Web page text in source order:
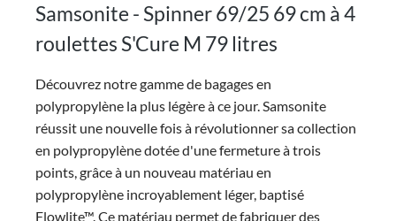
Samsonite - Spinner 69/25 69 cm à 4
roulettes S'Cure M 79 litres
Découvrez notre gamme de bagages en
polypropylène la plus légère à ce jour. Samsonite
réussit une nouvelle fois à révolutionner sa collection
en polypropylène dotée d'une fermeture à trois
points, grâce à un nouveau matériau en
polypropylène incroyablement léger, baptisé
Flowlite™. Ce matériau permet de fabriquer des